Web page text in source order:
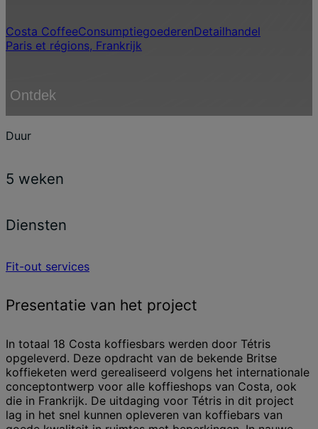
Costa CoffeeConsumptiegoederenDetailhandel
Paris et régions, Frankrijk
Ontdek
Duur
5 weken
Diensten
Fit-out services
Presentatie van het project
In totaal 18 Costa koffiesbars werden door Tétris
opgeleverd. Deze opdracht van de bekende Britse
koffieketen werd gerealiseerd volgens het internationale
conceptontwerp voor alle koffieshops van Costa, ook
die in Frankrijk. De uitdaging voor Tétris in dit project
lag in het snel kunnen opleveren van koffiebars van